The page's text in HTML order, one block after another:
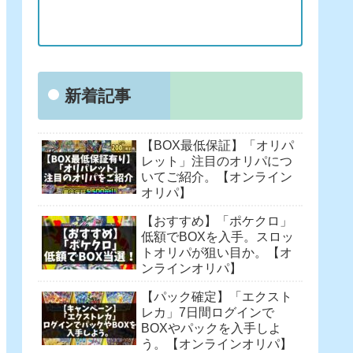
新着記事
【BOX最低保証】「オリパ
レット」注目のオリパにつ
いてご紹介。【オンライン
オリパ】
【おすすめ】「ポケクロ」
低額でBOXを入手。スロッ
トオリパが狙い目か。【オ
ンラインオリパ】
【パック確定】「エクスト
レカ」7日間ログインで
BOXやパックを入手しよ
う。【オンラインオリパ】